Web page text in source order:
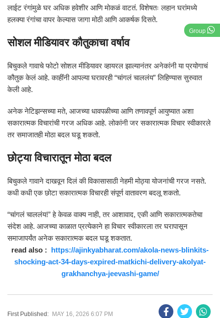
Group
लाईट रंगांमुळे घर अधिक हवेशीर आणि मोकळं वाटतं. विशेषतः लहान घरांमध्ये
हलक्या रंगांचा वापर केल्यास जागा मोठी आणि आकर्षक दिसते.
सोशल मीडियावर कौतुकाचा वर्षाव
बिचुकले गावाचे फोटो सोशल मीडियावर व्हायरल झाल्यानंतर अनेकांनी या प्रयोगाचं
कौतुक केलं आहे. काहींनी आपल्या घरावरही “चांगलं चाललंय” लिहिण्यास सुरुवात
केली आहे.
अनेक नेटिझन्सच्या मते, आजच्या धावपळीच्या आणि तणावपूर्ण आयुष्यात अशा
सकारात्मक विचारांची गरज अधिक आहे. लोकांनी जर सकारात्मक विचार स्वीकारले
तर समाजातही मोठा बदल घडू शकतो.
छोट्या विचारातून मोठा बदल
बिचुकले गावाने दाखवून दिलं की विकासासाठी नेहमी मोठ्या योजनांची गरज नसते.
कधी कधी एक छोटा सकारात्मक विचारही संपूर्ण वातावरण बदलू शकतो.
“चांगलं चाललंय!” हे केवळ वाक्य नाही, तर आशावाद, एकी आणि सकारात्मकतेचा
संदेश आहे. आजच्या काळात प्रत्येकाने हा विचार स्वीकारला तर घरापासून
समाजापर्यंत अनेक सकारात्मक बदल घडू शकतात.
read also : https://ajinkyabharat.com/akola-news-blinkits-
shocking-act-34-days-expired-matkichi-delivery-akolyat-
grakhanchya-jeevashi-game/
First Published: MAY 16, 2026 6:07 PM